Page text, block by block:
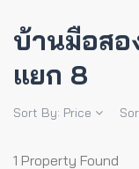
บ้านมือสอ
แยก 8
Sort By: Price
1 Property Found